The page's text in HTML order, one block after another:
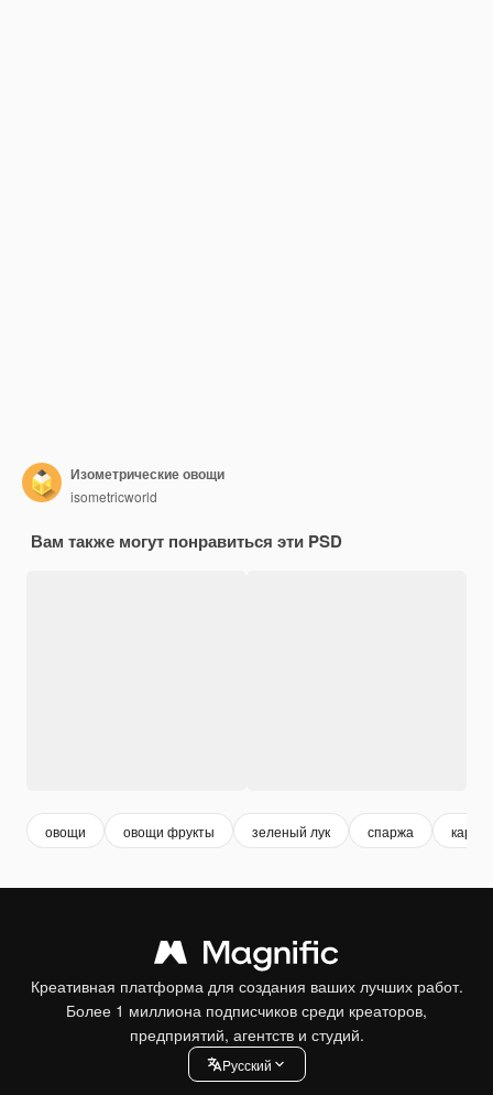
Изометрические овощи
isometricworld
Вам также могут понравиться эти PSD
овощи овощи фрукты зеленый лук спаржа
Креативная платформа для создания ваших лучших работ.
Более 1 миллиона подписчиков среди креаторов,
предприятий, агентств и студий.
Pусский